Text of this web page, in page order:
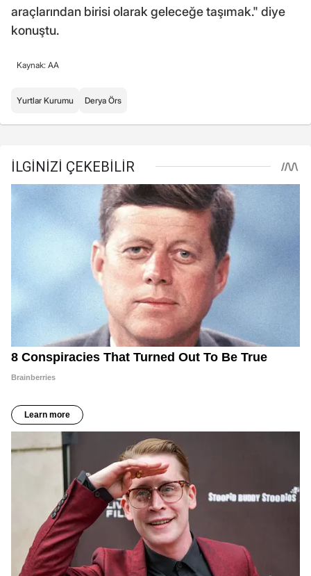
araçlarından birisi olarak geleceğe taşımak." diye
konuştu.
Kaynak: AA
Yurtlar Kurumu Derya Örs